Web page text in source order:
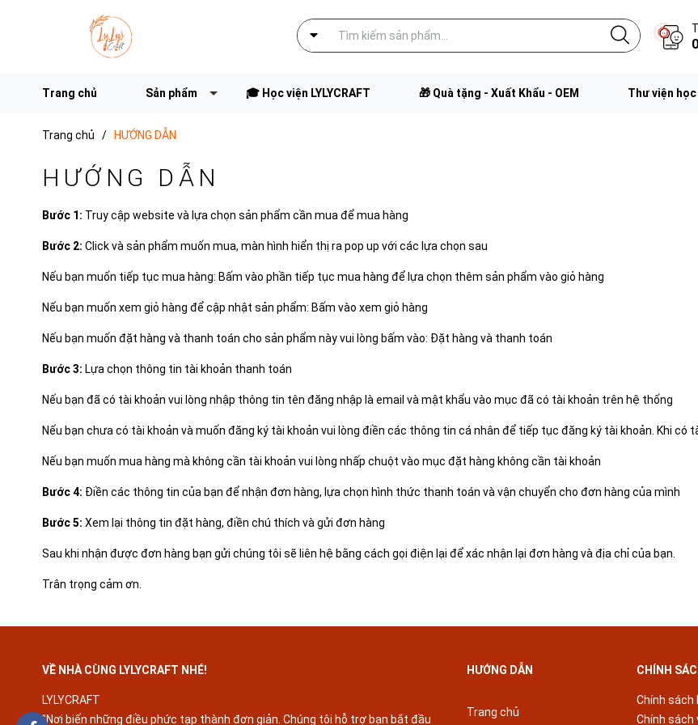
Trang chủ Sản phẩm 🎓 Học viện LYLYCRAFT 🎁 Quà tặng - Xuất Khẩu - OEM Thư viện
Trang chủ / HƯỚNG DẪN
HƯỚNG DẪN
Bước 1: Truy cập website và lựa chọn sản phẩm cần mua để mua hàng
Bước 2: Click và sản phẩm muốn mua, màn hình hiển thị ra pop up với các lựa chọn sau
Nếu bạn muốn tiếp tục mua hàng: Bấm vào phần tiếp tục mua hàng để lựa chọn thêm sản phẩm vào giỏ hàng
Nếu bạn muốn xem giỏ hàng để cập nhật sản phẩm: Bấm vào xem giỏ hàng
Nếu bạn muốn đặt hàng và thanh toán cho sản phẩm này vui lòng bấm vào: Đặt hàng và thanh toán
Bước 3: Lựa chọn thông tin tài khoản thanh toán
Nếu bạn đã có tài khoản vui lòng nhập thông tin tên đăng nhập là email và mật khẩu vào mục đã có tài khoản trên hệ thống
Nếu bạn chưa có tài khoản và muốn đăng ký tài khoản vui lòng điền các thông tin cá nhân để tiếp tục đăng ký tài khoản. Khi
Nếu bạn muốn mua hàng mà không cần tài khoản vui lòng nhấp chuột vào mục đặt hàng không cần tài khoản
Bước 4: Điền các thông tin của bạn để nhận đơn hàng, lựa chọn hình thức thanh toán và vận chuyển cho đơn hàng của mình
Bước 5: Xem lại thông tin đặt hàng, điền chú thích và gửi đơn hàng
Sau khi nhận được đơn hàng bạn gửi chúng tôi sẽ liên hệ bằng cách gọi điện lại để xác nhận lại đơn hàng và địa chỉ của bạn.
Trân trọng cảm ơn.
VỀ NHÀ CÙNG LYLYCRAFT NHÉ!
LYLYCRAFT
"Nơi biến những điều phức tạp thành đơn giản. Chúng tôi hỗ trợ bạn bắt đầu
HƯỚNG DẪN
Trang chủ
CHÍNH
Chính sách
Chính sách